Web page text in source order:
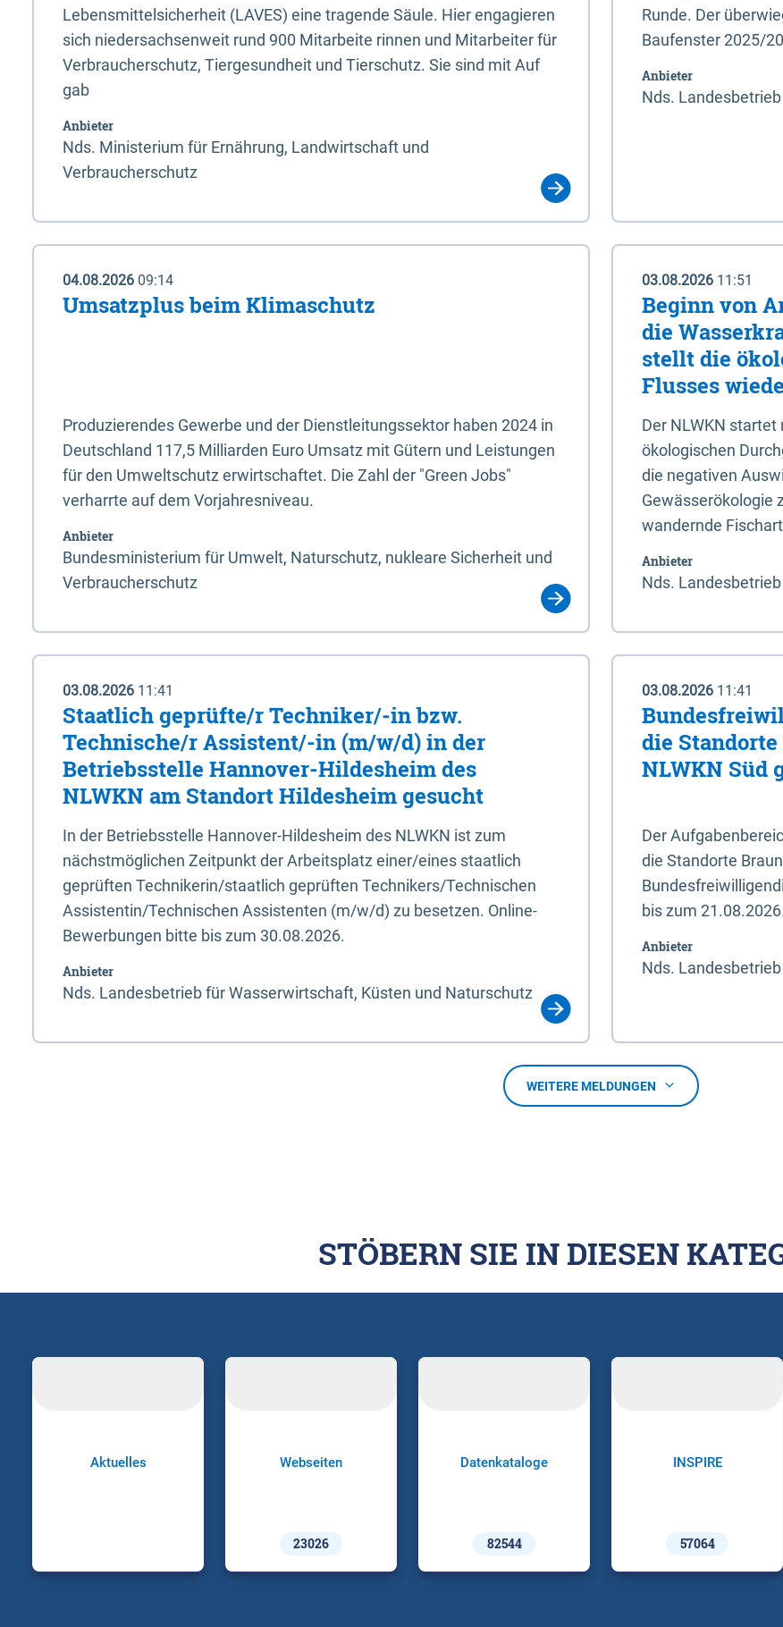
Lebensmittelsicherheit (LAVES) eine tragende Säule. Hier engagieren
sich niedersachsenweit rund 900 Mitarbeite rinnen und Mitarbeiter für
Verbraucherschutz, Tiergesundheit und Tierschutz. Sie sind mit Auf
gab
Anbieter
Nds. Ministerium für Ernährung, Landwirtschaft und
Verbraucherschutz
Runde. Der
Baufenster 2025/
Anbieter
Nds.
04.08.2026 09:14
Umsatzplus beim Klimaschutz
Produzierendes Gewerbe und der Dienstleitungssektor haben 2024 in
Deutschland 117,5 Milliarden Euro Umsatz mit Gütern und Leistungen
für den Umweltschutz erwirtschaftet. Die Zahl der "Green Jobs"
verharrte auf dem Vorjahresniveau.
Anbieter
Bundesministerium für Umwelt, Naturschutz, nukleare Sicherheit und
Verbraucherschutz
03.08.2026 11:51
Beginn von
die
stellt die
Flusses
Der NLWKN
ökologischen
die negativen
Gewässerökologie
wandernde
Anbieter
Nds.
03.08.2026 11:41
Staatlich geprüfte/r Techniker/-in bzw.
Technische/r Assistent/-in (m/w/d) in der
Betriebsstelle Hannover-Hildesheim des
NLWKN am Standort Hildesheim gesucht
In der Betriebsstelle Hannover-Hildesheim des NLWKN ist zum
nächstmöglichen Zeitpunkt der Arbeitsplatz einer/eines staatlich
geprüften Technikerin/staatlich geprüften Technikers/Technischen
Assistentin/Technischen Assistenten (m/w/d) zu besetzen. Online-
Bewerbungen bitte bis zum 30.08.2026.
Anbieter
Nds. Landesbetrieb für Wasserwirtschaft, Küsten und Naturschutz
03.08.2026 11:41
die
NLWKN Süd
Der
die Standorte
bis zum 21.08.2026.
Anbieter
Nds.
WEITERE MELDUNGEN
STÖBERN SIE IN DIESEN
Aktuelles Webseiten
23026
Datenkataloge
82544
INSPIRE
57064